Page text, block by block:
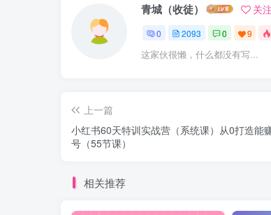
青城（收徒） 关注
0 2093 0 9
这家伙很懒，什么都没有写...
上一篇
小红书60天特训实战营（系统课）从0打造能
号（55节课）
相关推荐